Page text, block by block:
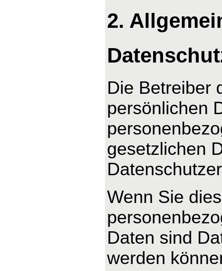
2.
Die Betreiber
persönlichen
gesetzlichen
Wenn Sie
Daten sind
werden